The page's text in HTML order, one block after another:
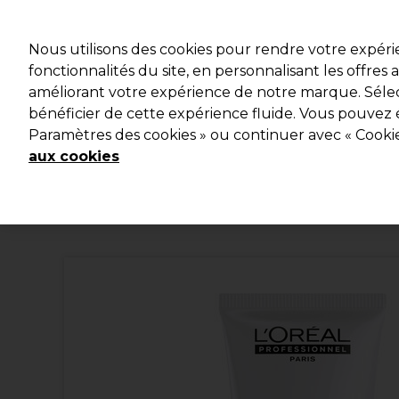
Marques
Bons plans Coiffure Electro et Matériel
Livraison et délais
Nous utilisons des cookies pour rendre votre
fonctionnalités du site, en personnalisant les offres
améliorant votre expérience de notre marque.
bénéficier de cette expérience fluide. Vous pouvez
Paramètres des cookies » ou continuer avec «
aux cookies